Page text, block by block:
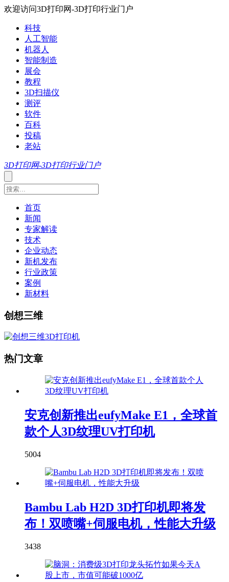
欢迎访问3D打印网-3D打印行业门户
科技
人工智能
机器人
智能制造
展会
教程
3D扫描仪
测评
软件
百科
投稿
老站
3D打印网-3D打印行业门户
首页
新闻
专家解读
技术
企业动态
新机发布
行业政策
案例
新材料
创想三维
热门文章
安克创新推出eufyMake E1，全球首
款个人3D纹理UV打印机
5004
Bambu Lab H2D 3D打印机即将发
布！双喷嘴+伺服电机，性能大升级
3438